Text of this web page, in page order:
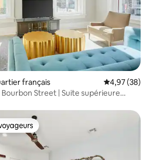
français Évaluation
4,97 (38)
Street | Suite supérieure
les plus appréciés